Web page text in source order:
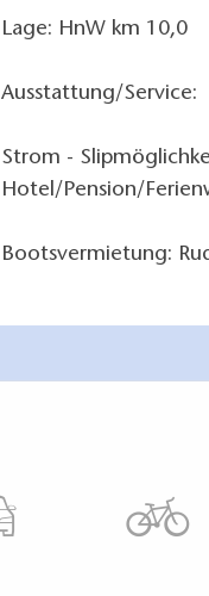
Lage: HnW km 10,0
Ausstattung/Service:
Strom -
Hotel/Pension/
Bootsvermietung: